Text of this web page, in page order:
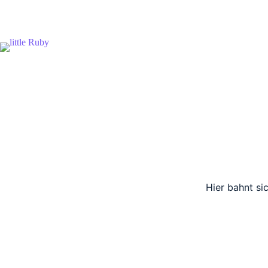
Hier bahnt